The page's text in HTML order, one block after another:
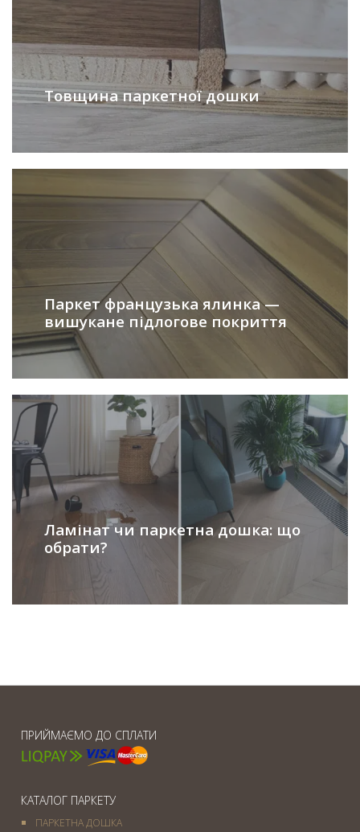
Товщина паркетної дошки
Паркет французька ялинка —
вишукане підлогове покриття
Ламінат чи паркетна дошка: що
обрати?
ПРИЙМАЄМО ДО СПЛАТИ
КАТАЛОГ ПАРКЕТУ
ПАРКЕТНА ДОШКА